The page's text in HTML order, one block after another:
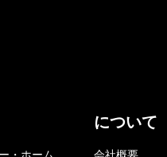
について